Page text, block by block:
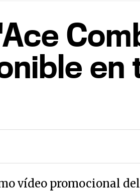
en
vídeo promocional del